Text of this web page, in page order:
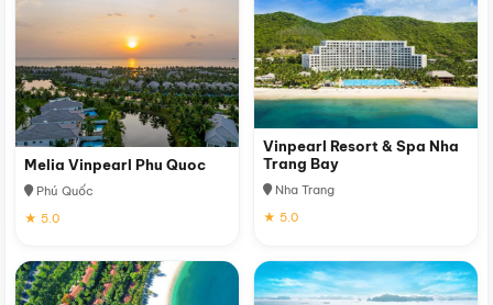
Melia Vinpearl Phu Quoc
Phú Quốc
★ 5.0
Vinpearl Resort & Spa Nha
Trang Bay
Nha Trang
★ 5.0